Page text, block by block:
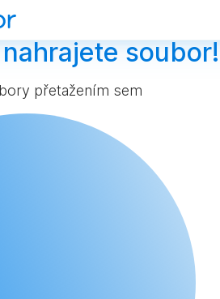
soubor!
přetažením sem